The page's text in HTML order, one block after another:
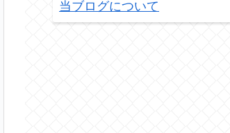
当ブログについて